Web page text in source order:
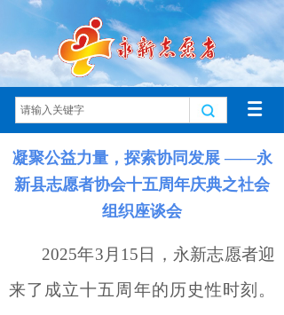
凝聚公益力量，探索协同发展 ——永
新县志愿者协会十五周年庆典之社会
组织座谈会
2025年3月15日，永新志愿者迎
来了 成立十五周年的历史性 时刻。